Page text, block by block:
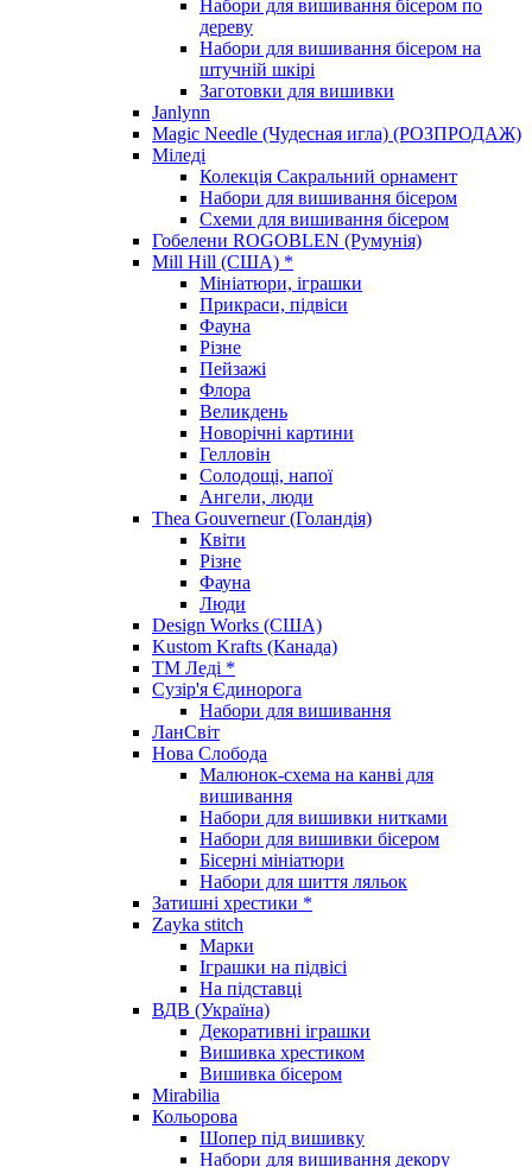
Набори для вишивання бісером по
дереву
Набори для вишивання бісером на
штучній шкірі
Заготовки для вишивки
Janlynn
Magic Needle (Чудесная игла) (РОЗПРОДАЖ)
Міледі
Колекція Сакральний орнамент
Набори для вишивання бісером
Схеми для вишивання бісером
Гобелени ROGOBLEN (Румунія)
Mill Hill (США) *
Мініатюри, іграшки
Прикраси, підвіси
Фауна
Різне
Пейзажі
Флора
Великдень
Новорічні картини
Гелловін
Солодощі, напої
Ангели, люди
Thea Gouverneur (Голандія)
Квіти
Різне
Фауна
Люди
Design Works (США)
Kustom Krafts (Канада)
ТМ Леді *
Сузір'я Єдинорога
Набори для вишивання
ЛанСвіт
Нова Слобода
Малюнок-схема на канві для
вишивання
Набори для вишивки нитками
Набори для вишивки бісером
Бісерні мініатюри
Набори для шиття ляльок
Затишні хрестики *
Zayka stitch
Марки
Іграшки на підвісі
На підставці
ВДВ (Україна)
Декоративні іграшки
Вишивка хрестиком
Вишивка бісером
Mirabilia
Кольорова
Шопер під вишивку
Набори для вишивання декору